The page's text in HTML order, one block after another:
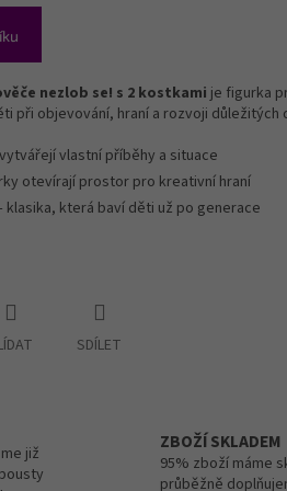
nezlob se! s 2 kostkami je figurka
při objevování, hraní a rozvoji důležitých
vlastní příběhy a situace
otevírají prostor pro kreativní hraní
klasika, která baví děti už po generace
SDÍLET
již
ZBOŽÍ SKLADEM
95% zboží máme
průběžně